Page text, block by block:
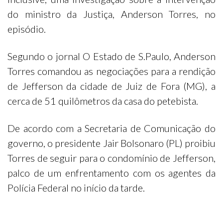
do ministro da Justiça, Anderson Torres, no
episódio.
Segundo o jornal O Estado de S.Paulo, Anderson
Torres comandou as negociações para a rendição
de Jefferson da cidade de Juiz de Fora (MG), a
cerca de 51 quilômetros da casa do petebista.
De acordo com a Secretaria de Comunicação do
governo, o presidente Jair Bolsonaro (PL) proibiu
Torres de seguir para o condomínio de Jefferson,
palco de um enfrentamento com os agentes da
Polícia Federal no início da tarde.